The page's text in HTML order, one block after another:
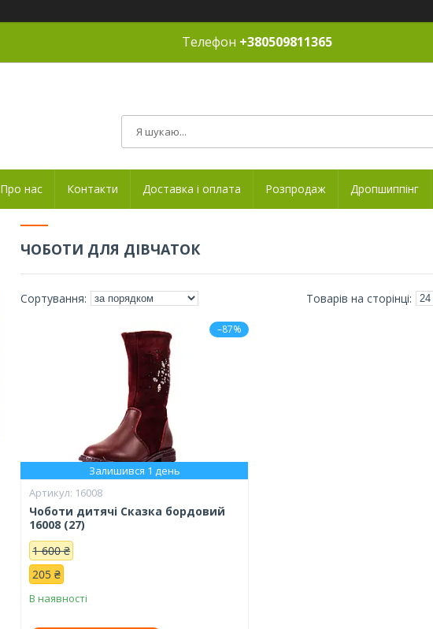
Телефон +380509811365
Про нас Контакти Доставка і оплата Розпродаж Дропшиппінг
ЧОБОТИ ДЛЯ ДІВЧАТОК
–87%
Залишився 1 день
16008
Чоботи дитячі Сказка бордовий
16008 (27)
1 600 ₴
205 ₴
В наявності